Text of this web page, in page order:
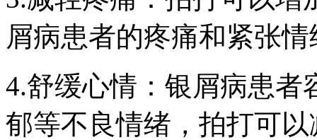
屑病患者的疼痛和紧张情
4.舒缓心情：银屑病患者
郁等不良情绪，拍打可